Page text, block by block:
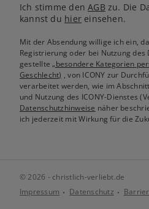
Ich stimme denAGB zu. Die
kannst du hiereinsehen.
Mit der Absendung willige ich ein,
Registrierung oder bei Nutzung des
gestellte„besondere Kategorien
Geschlecht) , von ICONY zur
verarbeitet werden, wie im
und Nutzung des ICONY-Dienstes
Datenschutzhinweise näher
ich jederzeit mit Wirkung für die
© 2026 - christlich-verliebt.de
Impressum
Datenschutz